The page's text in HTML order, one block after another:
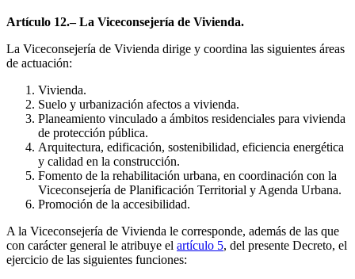
Artículo 12.– La Viceconsejería de Vivienda.
La Viceconsejería de Vivienda dirige y coordina las siguientes áreas
de actuación:
Vivienda.
Suelo y urbanización afectos a vivienda.
Planeamiento vinculado a ámbitos residenciales para vivienda
de protección pública.
Arquitectura, edificación, sostenibilidad, eficiencia energética
y calidad en la construcción.
Fomento de la rehabilitación urbana, en coordinación con la
Viceconsejería de Planificación Territorial y Agenda Urbana.
Promoción de la accesibilidad.
A la Viceconsejería de Vivienda le corresponde, además de las que
con carácter general le atribuye el artículo 5, del presente Decreto, el
ejercicio de las siguientes funciones: